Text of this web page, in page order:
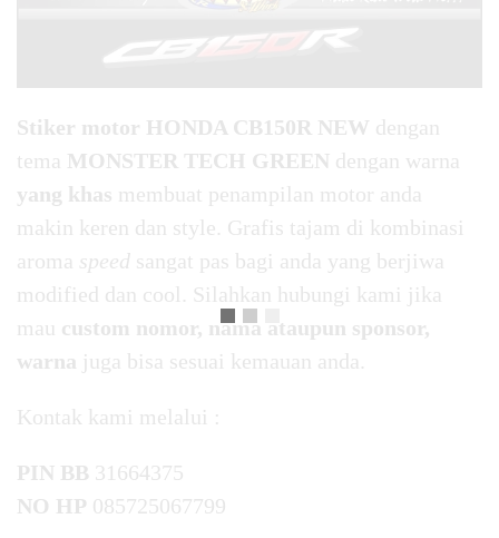
Stiker motor HONDA CB150R NEW dengan
tema MONSTER TECH GREEN dengan warna
yang khas membuat penampilan motor anda
makin keren dan style. Grafis tajam di kombinasi
aroma speed sangat pas bagi anda yang berjiwa
modified dan cool. Silahkan hubungi kami jika
mau custom nomor, nama ataupun sponsor,
warna juga bisa sesuai kemauan anda.
Kontak kami melalui :
PIN BB 31664375
NO HP 085725067799